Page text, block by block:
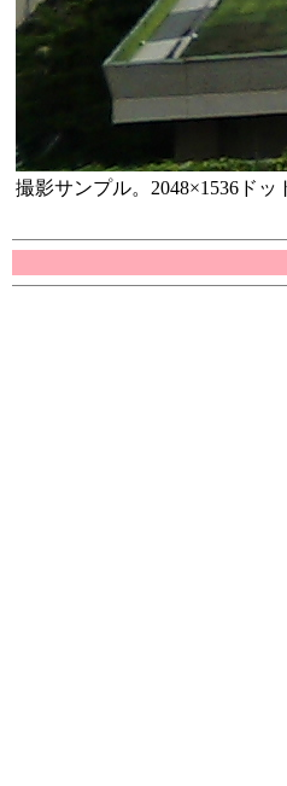
撮影サンプル。2048×1536ド